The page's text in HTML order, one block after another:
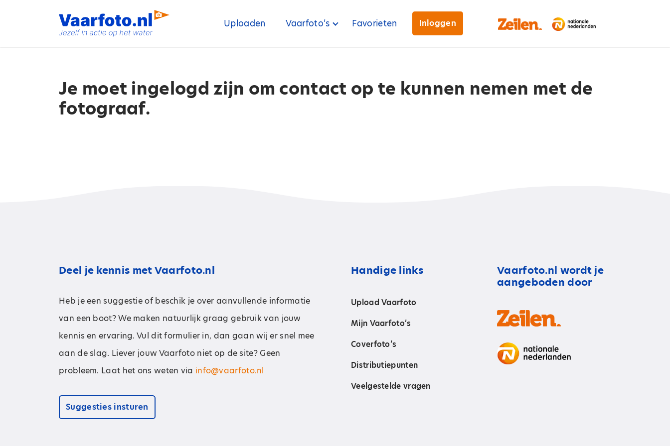
Uploaden Vaarfoto’s Favorieten Inloggen
Je moet ingelogd zijn om contact op te kunnen nemen met de
fotograaf.
Deel je kennis met Vaarfoto.nl
Heb je een suggestie of beschik je over aanvullende informatie
van een boot? We maken natuurlijk graag gebruik van jouw
kennis en ervaring. Vul dit formulier in, dan gaan wij er snel mee
aan de slag. Liever jouw Vaarfoto niet op de site? Geen
probleem. Laat het ons weten via info@vaarfoto.nl
Suggesties insturen
Handige links
Upload Vaarfoto
Mijn Vaarfoto’s
Coverfoto’s
Distributiepunten
Veelgestelde vragen
Vaarfoto.nl wordt je
aangeboden door